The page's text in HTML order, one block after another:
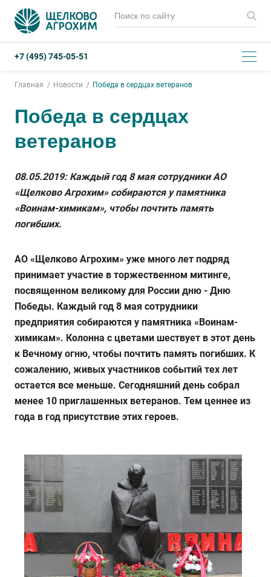
+7 (495) 745-05-51
Главная Новости Победа в сердцах ветеранов
Победа в сердцах
ветеранов
08.05.2019: Каждый год 8 мая сотрудники АО
«Щелково Агрохим» собираются у памятника
«Воинам-химикам», чтобы почтить память
погибших.
АО «Щелково Агрохим» уже много лет подряд
принимает участие в торжественном митинге,
посвященном великому для России дню - Дню
Победы. Каждый год 8 мая сотрудники
предприятия собираются у памятника «Воинам-
химикам». Колонна с цветами шествует в этот день
к Вечному огню, чтобы почтить память погибших. К
сожалению, живых участников событий тех лет
остается все меньше. Сегодняшний день собрал
менее 10 приглашенных ветеранов. Тем ценнее из
года в год присутствие этих героев.